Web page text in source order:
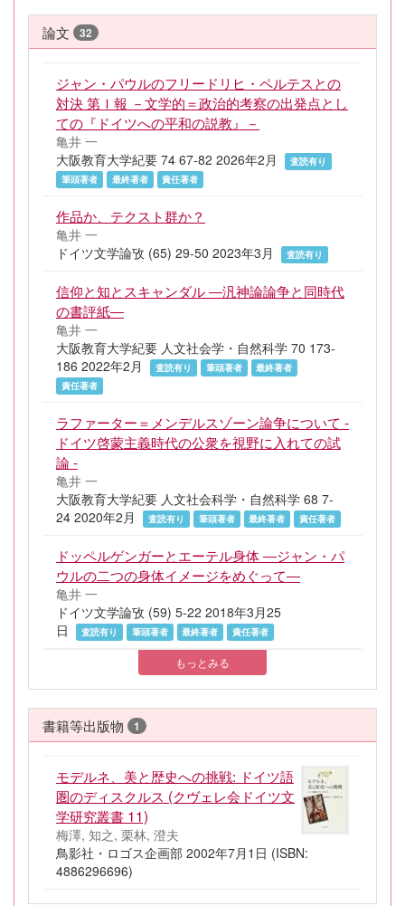
論文 32
ジャン・パウルのフリードリヒ・ペルテスとの
対決 第Ｉ報 －文学的＝政治的考察の出発点とし
ての『ドイツへの平和の説教』－
亀井 一
大阪教育大学紀要 74 67-82 2026年2月
査読有り
筆頭著者
最終著者 責任著者
作品か、テクスト群か？
亀井 一
ドイツ文学論攷 (65) 29-50 2023年3月
査読有り
信仰と知とスキャンダル ―汎神論論争と同時代
の書評紙―
亀井 一
大阪教育大学紀要 人文社会学・自然科学 70 173-
186 2022年2月
査読有り 筆頭著者
最終著者
責任著者
ラファーター＝メンデルスゾーン論争について -
ドイツ啓蒙主義時代の公衆を視野に入れての試
論 -
亀井 一
大阪教育大学紀要 人文社会科学・自然科学 68 7-
24 2020年2月
査読有り 筆頭著者 最終著者 責任著者
ドッペルゲンガーとエーテル身体 ―ジャン・パ
ウルの二つの身体イメージをめぐって―
亀井 一
ドイツ文学論攷 (59) 5-22 2018年3月25
日
査読有り 筆頭著者 最終著者 責任著者
もっとみる
書籍等出版物 1
モデルネ、美と歴史への挑戦: ドイツ語
圏のディスクルス (クヴェレ会ドイツ文
学研究叢書 11)
梅澤, 知之, 栗林, 澄夫
鳥影社・ロゴス企画部 2002年7月1日 (ISBN:
4886296696)